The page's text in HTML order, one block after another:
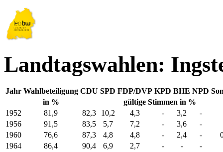
Landtagswahlen:
Jahr Wahlbeteiligung CDU SPD FDP/DVP KPD BHE NPD
in %
gültige Stimmen in %
1952
81,9 82,3 10,2 4,3 - 3,2
-
1956
91,5 83,5 5,7 7,2 - 3,6
-
1960
76,6 87,3 4,8 4,8 - 2,4 -
1964
86,4 90,4 6,9 2,7 - -
-